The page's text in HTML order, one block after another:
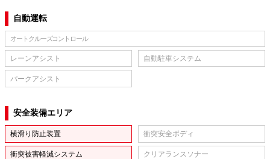
自動運転
オートクルーズコントロール
レーンアシスト 自動駐車システム
パークアシスト
安全装備エリア
横滑り防止装置 衝突安全ボディ
衝突被害軽減システム クリアランスソナー